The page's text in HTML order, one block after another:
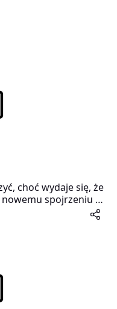
choć wydaje się, że
spojrzeniu na
z innych stron)
spotkań